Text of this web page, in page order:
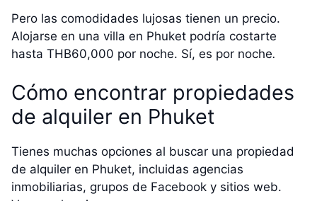
Pero las comodidades lujosas tienen un precio.
Alojarse en una villa en Phuket podría costarte
hasta THB60,000 por noche. Sí, es por noche.
Cómo encontrar propiedades
de alquiler en Phuket
Tienes muchas opciones al buscar una propiedad
de alquiler en Phuket, incluidas agencias
inmobiliarias, grupos de Facebook y sitios web.